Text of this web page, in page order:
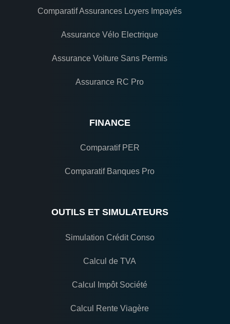
Comparatif Assurances Loyers Impayés
Assurance Vélo Electrique
Assurance Voiture Sans Permis
Assurance RC Pro
FINANCE
Comparatif PER
Comparatif Banques Pro
OUTILS ET SIMULATEURS
Simulation Crédit Conso
Calcul de TVA
Calcul Impôt Société
Calcul Rente Viagère